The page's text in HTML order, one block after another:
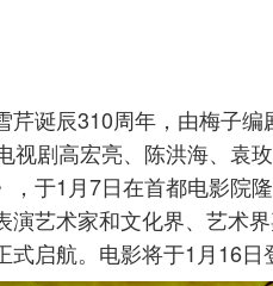
芹诞辰310周年，由梅子
视剧高宏亮、陈洪海、袁
，于1月7日在首都电影院
演艺术家和文化界、艺术
启航。电影将于1月16日